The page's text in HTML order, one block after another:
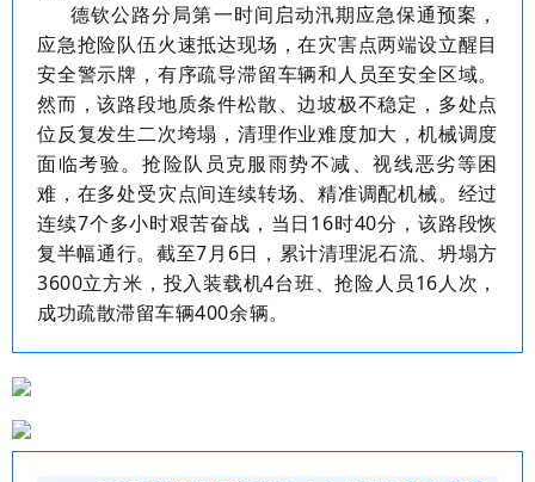
德钦公路分局第一时间启动汛期应急保通预案，
应急抢险队伍火速抵达现场，在灾害点两端设立醒目
安全警示牌，有序疏导滞留车辆和人员至安全区域。
然而，该路段地质条件松散、边坡极不稳定，多处点
位反复发生二次垮塌，清理作业难度加大，机械调度
面临考验。抢险队员克服雨势不减、视线恶劣等困
难，在多处受灾点间连续转场、精准调配机械。经过
连续7个多小时艰苦奋战，当日16时40分，该路段恢
复半幅通行。截至7月 6日，累计清理泥石流、坍塌方
3600立方米，投入装载机4台班、抢险人员16人次，
成功疏散滞留车辆400余辆。